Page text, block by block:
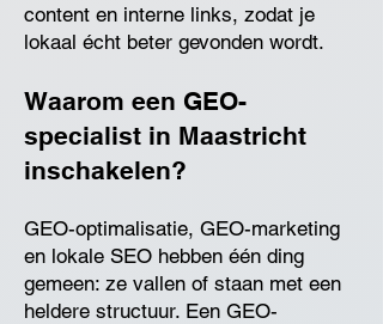
content en interne links, zodat je
lokaal écht beter gevonden wordt.
Waarom een GEO-
specialist in Maastricht
inschakelen?
GEO-optimalisatie, GEO-marketing
en lokale SEO hebben één ding
gemeen: ze vallen of staan met een
heldere structuur. Een GEO-